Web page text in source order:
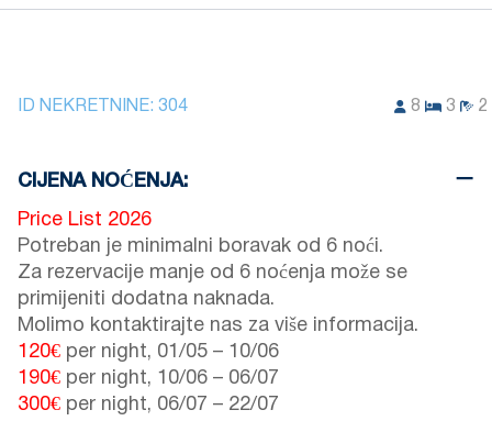
ID NEKRETNINE: 304 8 3 2
CIJENA NOĆENJA:
Price List 2026
Potreban je minimalni boravak od 6 noći.
Za rezervacije manje od 6 noćenja može se
primijeniti dodatna naknada.
Molimo kontaktirajte nas za više informacija.
120€ per night, 01/05 – 10/06
190€ per night, 10/06 – 06/07
300€ per night, 06/07 – 22/07